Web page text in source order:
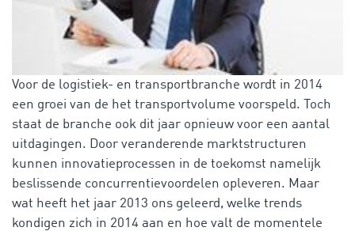
Voor de logistiek- en transportbranche wordt in 2014
een groei van de het transportvolume voorspeld. Toch
staat de branche ook dit jaar opnieuw voor een aantal
uitdagingen. Door veranderende marktstructuren
kunnen innovatieprocessen in de toekomst namelijk
beslissende concurrentievoordelen opleveren. Maar
wat heeft het jaar 2013 ons geleerd, welke trends
kondigen zich in 2014 aan en hoe valt de momentele